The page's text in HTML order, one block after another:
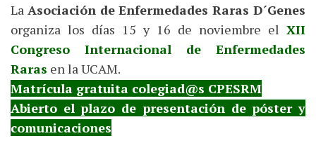
La Asociación de Enfermedades Raras D´Genes
organiza los días 15 y 16 de noviembre el XII
Congreso Internacional de Enfermedades
Raras en la UCAM.
Matrícula gratuita colegiad@s CPESRM
Abierto el plazo de presentación de póster y
comunicaciones